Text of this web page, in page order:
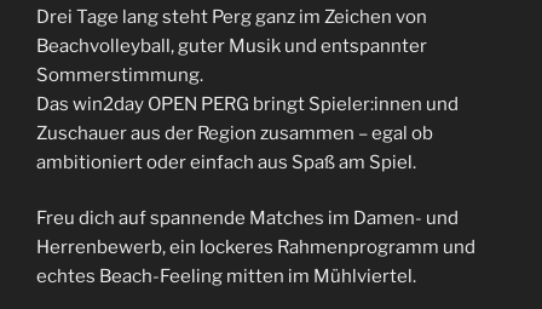
Drei Tage lang steht Perg ganz im Zeichen von
Beachvolleyball, guter Musik und entspannter
Sommerstimmung.
Das win2day OPEN PERG bringt Spieler:innen und
Zuschauer aus der Region zusammen – egal ob
ambitioniert oder einfach aus Spaß am Spiel.
Freu dich auf spannende Matches im Damen- und
Herrenbewerb, ein lockeres Rahmenprogramm und
echtes Beach-Feeling mitten im Mühlviertel.